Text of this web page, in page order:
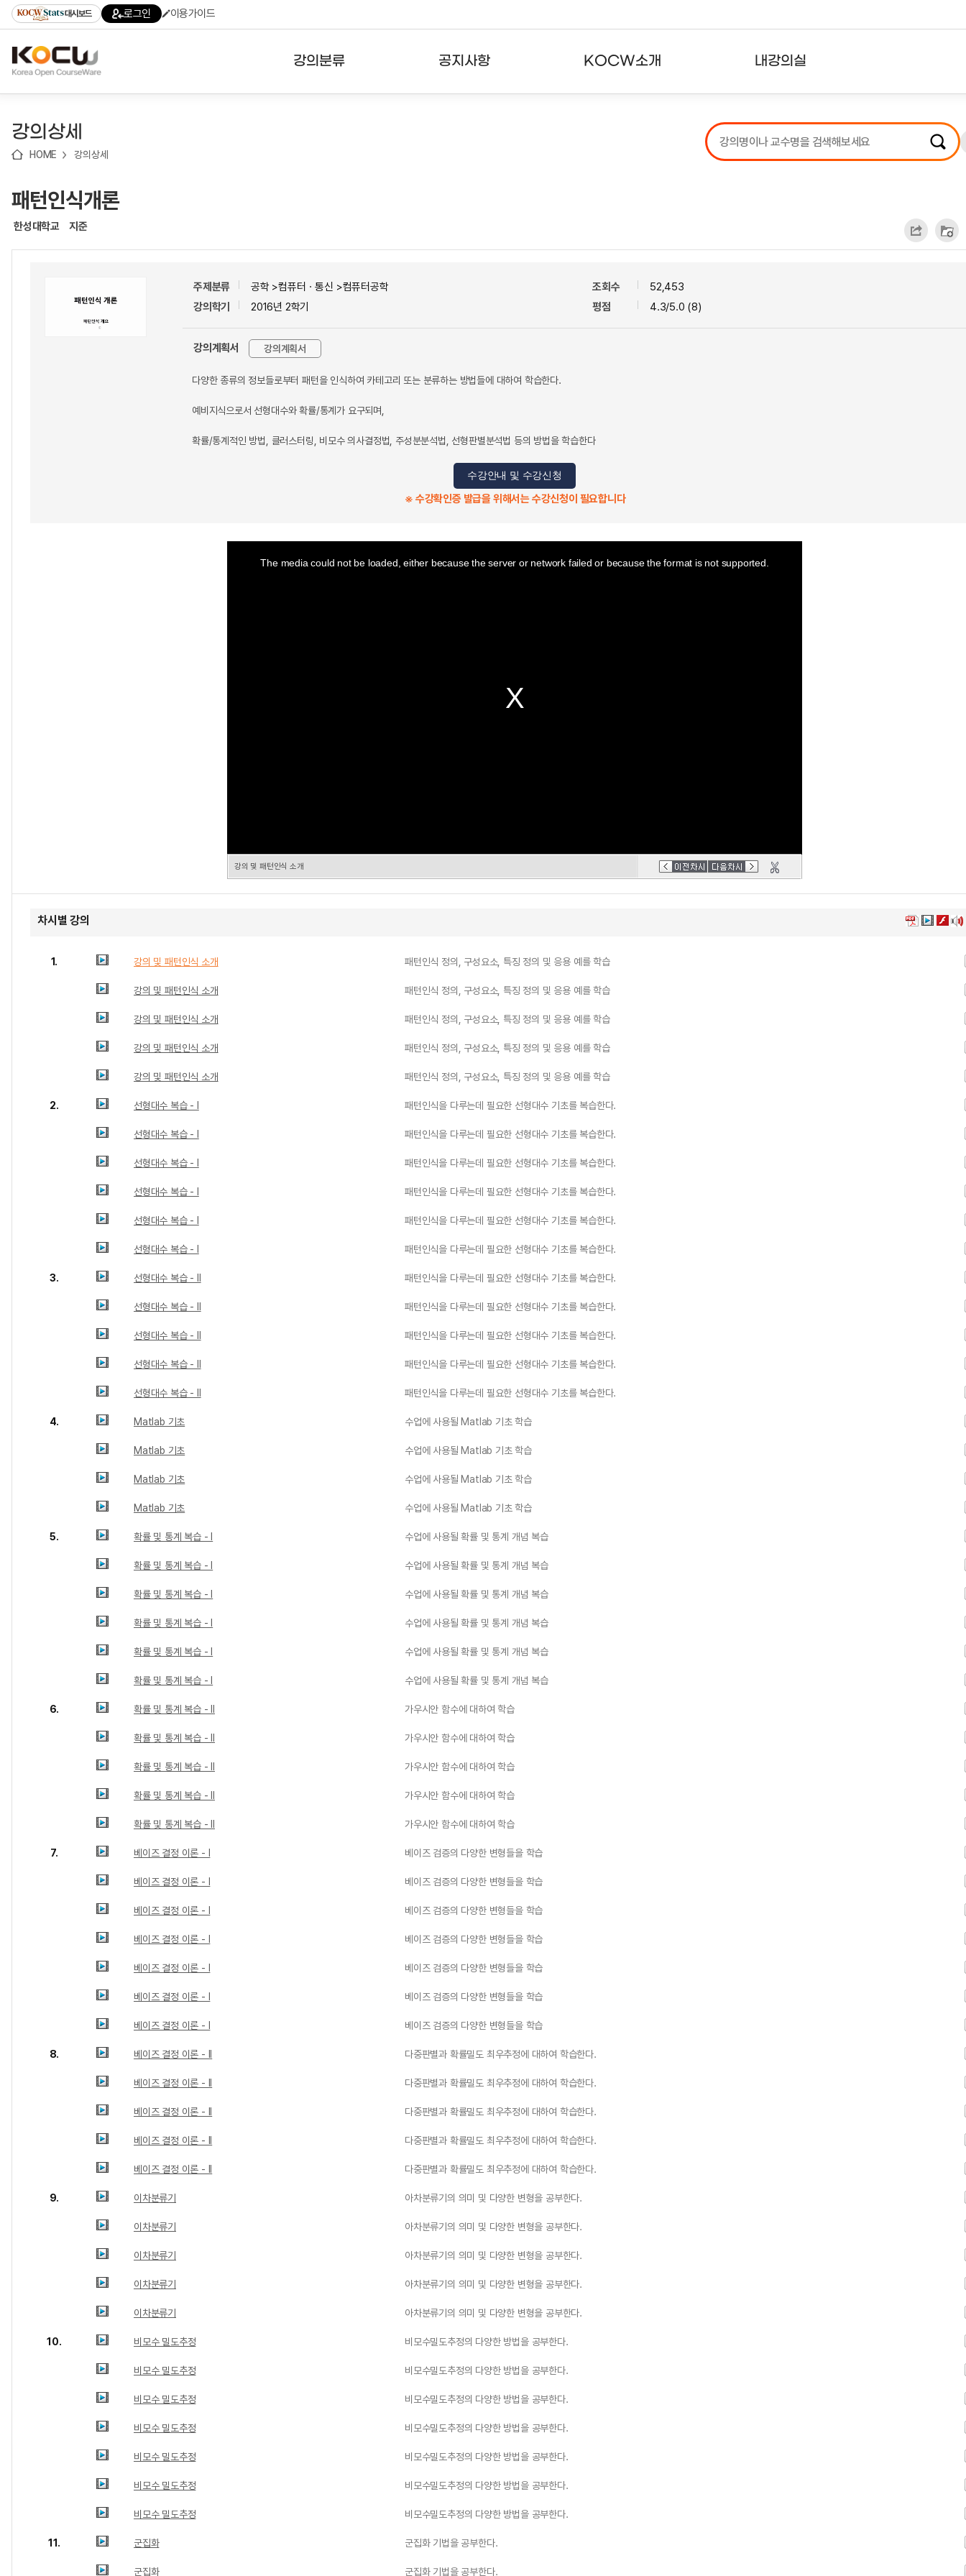
기
기
기
content)
가
대시보드 로그인 이용가이드
강의분류 공지사항 KOCW소개 내강의실
강의리스트
수강확인증강의
강의상세
HOME 강의상세
패턴인식개론
한성대학교 지준
주제분류
공학 >컴퓨터ㆍ통신 >컴퓨터공학
강의학기
2016년 2학기
조회수
52,453
평점
4.3/5.0 (8)
강의계획서 강의계획서
다양한 종류의 정보들로부터 패턴을 인식하여 카테고리 또는 분류하는 방법들에 대하여 학습한다.
예비지식으로서 선형대수와 확률/통계가 요구되며,
확률/통계적인 방법, 클러스터링, 비모수 의사결정법, 주성분분석법, 선형판별분석법 등의 방법을 학습한다
수강안내 및 수강신청
※ 수강확인증 발급을 위해서는 수강신청이 필요합니다
The media could not be loaded, either because the server or network failed or because the format is not supported.
강의 및 패턴인식 소개
차시별 강의
1. 강의 및 패턴인식 소개 패턴인식 정의, 구성요소, 특징 정의 및 응용 예를 학습
강의 및 패턴인식 소개 패턴인식 정의, 구성요소, 특징 정의 및 응용 예를 학습
강의 및 패턴인식 소개 패턴인식 정의, 구성요소, 특징 정의 및 응용 예를 학습
강의 및 패턴인식 소개 패턴인식 정의, 구성요소, 특징 정의 및 응용 예를 학습
강의 및 패턴인식 소개 패턴인식 정의, 구성요소, 특징 정의 및 응용 예를 학습
2. 선형대수 복습 - I 패턴인식을 다루는데 필요한 선형대수 기초를 복습한다.
선형대수 복습 - I 패턴인식을 다루는데 필요한 선형대수 기초를 복습한다.
선형대수 복습 - I 패턴인식을 다루는데 필요한 선형대수 기초를 복습한다.
선형대수 복습 - I 패턴인식을 다루는데 필요한 선형대수 기초를 복습한다.
선형대수 복습 - I 패턴인식을 다루는데 필요한 선형대수 기초를 복습한다.
선형대수 복습 - I 패턴인식을 다루는데 필요한 선형대수 기초를 복습한다.
3. 선형대수 복습 - II 패턴인식을 다루는데 필요한 선형대수 기초를 복습한다.
선형대수 복습 - II 패턴인식을 다루는데 필요한 선형대수 기초를 복습한다.
선형대수 복습 - II 패턴인식을 다루는데 필요한 선형대수 기초를 복습한다.
선형대수 복습 - II 패턴인식을 다루는데 필요한 선형대수 기초를 복습한다.
선형대수 복습 - II 패턴인식을 다루는데 필요한 선형대수 기초를 복습한다.
4. Matlab 기초 수업에 사용될 Matlab 기초 학습
Matlab 기초 수업에 사용될 Matlab 기초 학습
Matlab 기초 수업에 사용될 Matlab 기초 학습
Matlab 기초 수업에 사용될 Matlab 기초 학습
5. 확률 및 통계 복습 - I 수업에 사용될 확률 및 통계 개념 복습
확률 및 통계 복습 - I 수업에 사용될 확률 및 통계 개념 복습
확률 및 통계 복습 - I 수업에 사용될 확률 및 통계 개념 복습
확률 및 통계 복습 - I 수업에 사용될 확률 및 통계 개념 복습
확률 및 통계 복습 - I 수업에 사용될 확률 및 통계 개념 복습
확률 및 통계 복습 - I 수업에 사용될 확률 및 통계 개념 복습
6. 확률 및 통계 복습 - II 가우시안 함수에 대하여 학습
확률 및 통계 복습 - II 가우시안 함수에 대하여 학습
확률 및 통계 복습 - II 가우시안 함수에 대하여 학습
확률 및 통계 복습 - II 가우시안 함수에 대하여 학습
확률 및 통계 복습 - II 가우시안 함수에 대하여 학습
7. 베이즈 결정 이론 - I 베이즈 검증의 다양한 변형들을 학습
베이즈 결정 이론 - I 베이즈 검증의 다양한 변형들을 학습
베이즈 결정 이론 - I 베이즈 검증의 다양한 변형들을 학습
베이즈 결정 이론 - I 베이즈 검증의 다양한 변형들을 학습
베이즈 결정 이론 - I 베이즈 검증의 다양한 변형들을 학습
베이즈 결정 이론 - I 베이즈 검증의 다양한 변형들을 학습
베이즈 결정 이론 - I 베이즈 검증의 다양한 변형들을 학습
8. 베이즈 결정 이론 - II 다중판별과 확률밀도 최우추정에 대하여 학습한다.
베이즈 결정 이론 - II 다중판별과 확률밀도 최우추정에 대하여 학습한다.
베이즈 결정 이론 - II 다중판별과 확률밀도 최우추정에 대하여 학습한다.
베이즈 결정 이론 - II 다중판별과 확률밀도 최우추정에 대하여 학습한다.
베이즈 결정 이론 - II 다중판별과 확률밀도 최우추정에 대하여 학습한다.
9. 이차분류기 아차분류기의 의미 및 다양한 변형을 공부한다.
이차분류기 아차분류기의 의미 및 다양한 변형을 공부한다.
이차분류기 아차분류기의 의미 및 다양한 변형을 공부한다.
이차분류기 아차분류기의 의미 및 다양한 변형을 공부한다.
이차분류기 아차분류기의 의미 및 다양한 변형을 공부한다.
10. 비모수 밀도추정 비모수밀도추정의 다양한 방법을 공부한다.
비모수 밀도추정 비모수밀도추정의 다양한 방법을 공부한다.
비모수 밀도추정 비모수밀도추정의 다양한 방법을 공부한다.
비모수 밀도추정 비모수밀도추정의 다양한 방법을 공부한다.
비모수 밀도추정 비모수밀도추정의 다양한 방법을 공부한다.
비모수 밀도추정 비모수밀도추정의 다양한 방법을 공부한다.
비모수 밀도추정 비모수밀도추정의 다양한 방법을 공부한다.
11. 군집화 군집화 기법을 공부한다.
군집화 군집화 기법을 공부한다.